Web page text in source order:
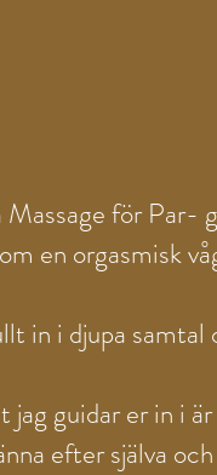
för Par-
en orgasmisk
in i djupa samtal
jag guidar er in i
efter själva